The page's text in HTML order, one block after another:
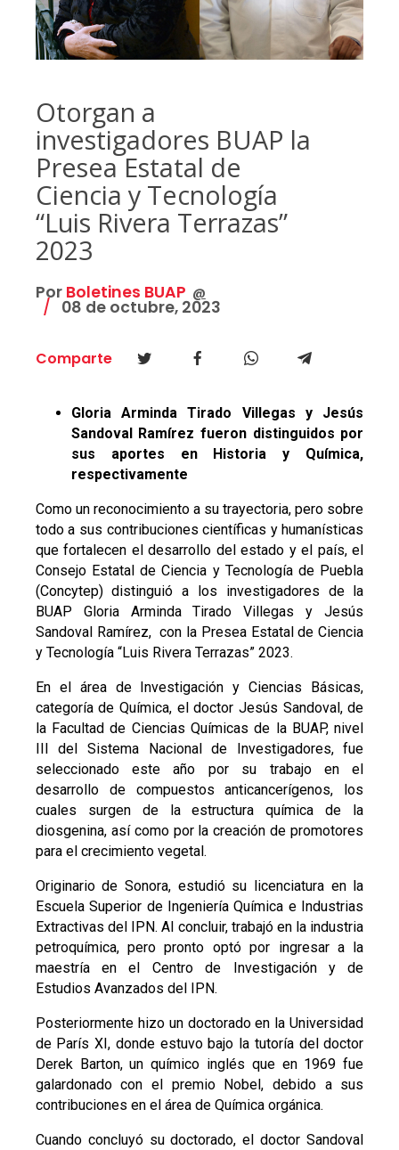
Otorgan a
investigadores BUAP la
Presea Estatal de
Ciencia y Tecnología
“Luis Rivera Terrazas”
2023
Por Boletines BUAP @
08 de octubre, 2023
Comparte
Gloria Arminda Tirado Villegas y Jesús
Sandoval Ramírez fueron distinguidos por
sus aportes en Historia y Química,
respectivamente
Como un reconocimiento a su trayectoria, pero sobre
todo a sus contribuciones científicas y humanísticas
que fortalecen el desarrollo del estado y el país, el
Consejo Estatal de Ciencia y Tecnología de Puebla
(Concytep) distinguió a los investigadores de la
BUAP Gloria Arminda Tirado Villegas y Jesús
Sandoval Ramírez, con la Presea Estatal de Ciencia
y Tecnología “Luis Rivera Terrazas” 2023.
En el área de Investigación y Ciencias Básicas,
categoría de Química, el doctor Jesús Sandoval, de
la Facultad de Ciencias Químicas de la BUAP, nivel
III del Sistema Nacional de Investigadores, fue
seleccionado este año por su trabajo en el
desarrollo de compuestos anticancerígenos, los
cuales surgen de la estructura química de la
diosgenina, así como por la creación de promotores
para el crecimiento vegetal.
Originario de Sonora, estudió su licenciatura en la
Escuela Superior de Ingeniería Química e Industrias
Extractivas del IPN. Al concluir, trabajó en la industria
petroquímica, pero pronto optó por ingresar a la
maestría en el Centro de Investigación y de
Estudios Avanzados del IPN.
Posteriormente hizo un doctorado en la Universidad
de París XI, donde estuvo bajo la tutoría del doctor
Derek Barton, un químico inglés que en 1969 fue
galardonado con el premio Nobel, debido a sus
contribuciones en el área de Química orgánica.
Cuando concluyó su doctorado, el doctor Sandoval